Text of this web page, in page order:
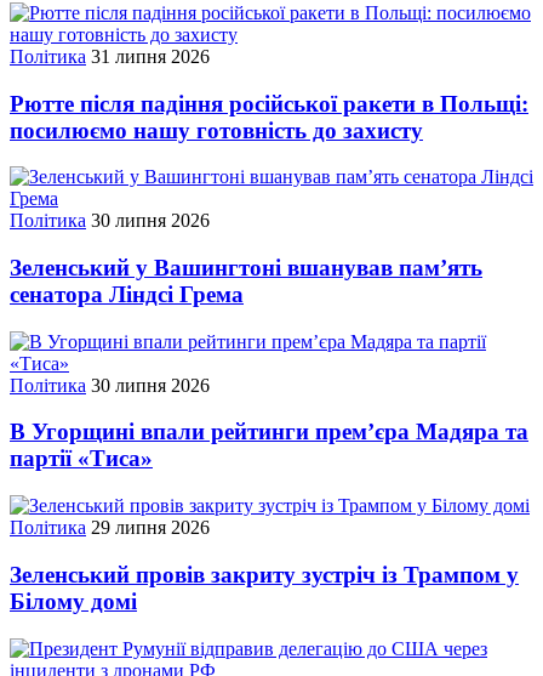
Політика 31 липня 2026
Рютте після падіння російської ракети в Польщі:
посилюємо нашу готовність до захисту
Політика 30 липня 2026
Зеленський у Вашингтоні вшанував пам’ять
сенатора Ліндсі Грема
Політика 30 липня 2026
В Угорщині впали рейтинги прем’єра Мадяра та
партії «Тиса»
Політика 29 липня 2026
Зеленський провів закриту зустріч із Трампом у
Білому домі